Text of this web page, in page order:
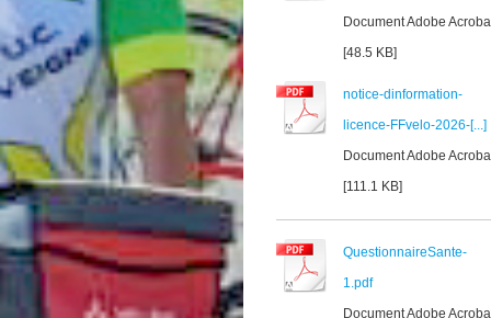
Document Adobe
[48.5 KB]
notice-dinformation-
licence-FFvelo-2026-[...]
Document Adobe
[111.1 KB]
QuestionnaireSante-
1.pdf
Document Adobe